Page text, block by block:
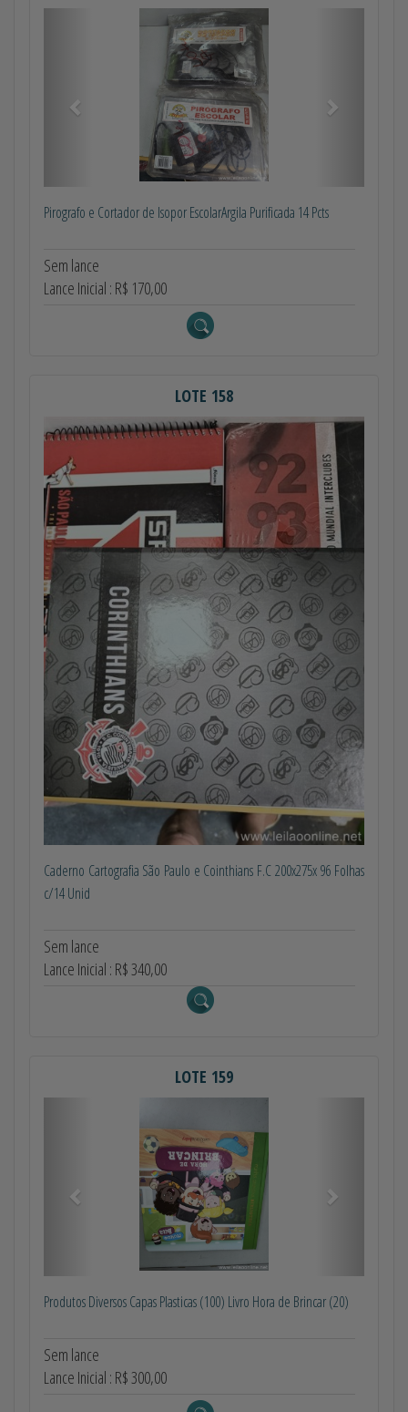
Pirografo e Cortador de Isopor EscolarArgila Purificada 14 Pcts
Sem lance
Lance Inicial : R$ 170,00
LOTE 158
Caderno Cartografia São Paulo e Cointhians F.C 200x275x 96 Folhas
c/14 Unid
Sem lance
Lance Inicial : R$ 340,00
LOTE 159
Produtos Diversos Capas Plasticas (100) Livro Hora de Brincar (20)
Sem lance
Lance Inicial : R$ 300,00